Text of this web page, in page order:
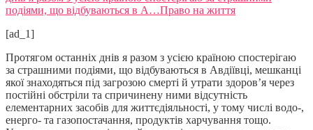
подіями, що відбуваються в А…Право на життя
[ad_1]
Протягом останніх днів я разом з усією країною спостерігаю
за страшними подіями, що відбуваються в Авдіївці, мешканці
якої знаходяться під загрозою смерті й утрати здоров’я через
постійні обстріли та спричинену ними відсутність
елементарних засобів для життєдіяльності, у тому числі водо-,
енерго- та газопостачання, продуктів харчування тощо.